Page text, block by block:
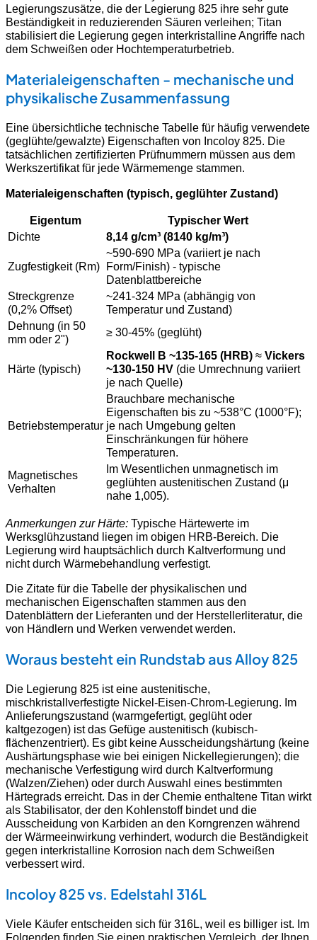
Legierungszusätze, die der Legierung 825 ihre sehr gute
Beständigkeit in reduzierenden Säuren verleihen; Titan
stabilisiert die Legierung gegen interkristalline Angriffe nach
dem Schweißen oder Hochtemperaturbetrieb.
Materialeigenschaften - mechanische und
physikalische Zusammenfassung
Eine übersichtliche technische Tabelle für häufig verwendete
(geglühte/gewalzte) Eigenschaften von Incoloy 825. Die
tatsächlichen zertifizierten Prüfnummern müssen aus dem
Werkszertifikat für jede Wärmemenge stammen.
Materialeigenschaften (typisch, geglühter Zustand)
Eigentum
Typischer Wert
Dichte
8,14 g/cm³ (8140 kg/m³)
Zugfestigkeit (Rm)
~590-690 MPa (variiert je nach
Form/Finish) - typische
Datenblattbereiche
Streckgrenze
(0,2% Offset)
~241-324 MPa (abhängig von
Temperatur und Zustand)
Dehnung (in 50
mm oder 2")
≥ 30-45% (geglüht)
Härte (typisch)
Rockwell B ~135-165 (HRB) ≈ Vickers
~130-150 HV (die Umrechnung variiert
je nach Quelle)
Betriebstemperatur
Brauchbare mechanische
Eigenschaften bis zu ~538°C (1000°F);
je nach Umgebung gelten
Einschränkungen für höhere
Temperaturen.
Magnetisches
Verhalten
Im Wesentlichen unmagnetisch im
geglühten austenitischen Zustand (μ
nahe 1,005).
Anmerkungen zur Härte: Typische Härtewerte im
Werksglühzustand liegen im obigen HRB-Bereich. Die
Legierung wird hauptsächlich durch Kaltverformung und
nicht durch Wärmebehandlung verfestigt.
Die Zitate für die Tabelle der physikalischen und
mechanischen Eigenschaften stammen aus den
Datenblättern der Lieferanten und der Herstellerliteratur, die
von Händlern und Werken verwendet werden.
Woraus besteht ein Rundstab aus Alloy 825
Die Legierung 825 ist eine austenitische,
mischkristallverfestigte Nickel-Eisen-Chrom-Legierung. Im
Anlieferungszustand (warmgefertigt, geglüht oder
kaltgezogen) ist das Gefüge austenitisch (kubisch-
flächenzentriert). Es gibt keine Ausscheidungshärtung (keine
Aushärtungsphase wie bei einigen Nickellegierungen); die
mechanische Verfestigung wird durch Kaltverformung
(Walzen/Ziehen) oder durch Auswahl eines bestimmten
Härtegrads erreicht. Das in der Chemie enthaltene Titan wirkt
als Stabilisator, der den Kohlenstoff bindet und die
Ausscheidung von Karbiden an den Korngrenzen während
der Wärmeeinwirkung verhindert, wodurch die Beständigkeit
gegen interkristalline Korrosion nach dem Schweißen
verbessert wird.
Incoloy 825 vs. Edelstahl 316L
Viele Käufer entscheiden sich für 316L, weil es billiger ist. Im
Folgenden finden Sie einen praktischen Vergleich, der Ihnen